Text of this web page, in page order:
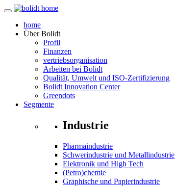
home
ÜberBolidt
Profil
Finanzen
vertriebsorganisation
Arbeiten bei Bolidt
Qualität, Umwelt und ISO-Zertifizierung
Bolidt Innovation Center
Greendots
Segmente
Industrie
Pharmaindustrie
Schwerindustrie und Metallindustrie
Elektronik und High Tech
(Petro)chemie
Graphische und Papierindustrie